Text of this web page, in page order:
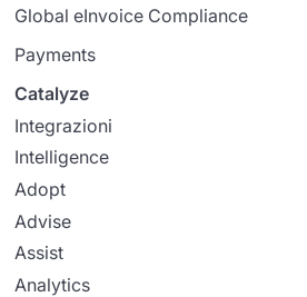
Global eInvoice Compliance
Payments
Catalyze
Integrazioni
Intelligence
Adopt
Advise
Assist
Analytics